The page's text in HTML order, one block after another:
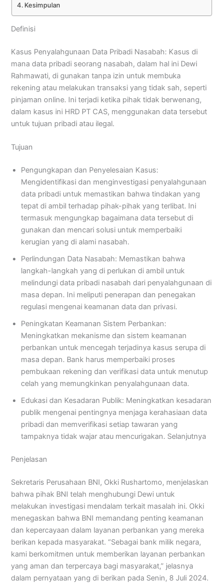
Kesimpulan
Definisi
Kasus Penyalahgunaan Data Pribadi Nasabah: Kasus di
mana data pribadi seorang nasabah, dalam hal ini Dewi
Rahmawati, di gunakan tanpa izin untuk membuka
rekening atau melakukan transaksi yang tidak sah, seperti
pinjaman online. Ini terjadi ketika pihak tidak berwenang,
dalam kasus ini HRD PT CAS, menggunakan data tersebut
untuk tujuan pribadi atau ilegal.
Tujuan
Pengungkapan dan Penyelesaian Kasus:
Mengidentifikasi dan menginvestigasi penyalahgunaan
data pribadi untuk memastikan bahwa tindakan yang
tepat di ambil terhadap pihak-pihak yang terlibat. Ini
termasuk mengungkap bagaimana data tersebut di
gunakan dan mencari solusi untuk memperbaiki
kerugian yang di alami nasabah.
Perlindungan Data Nasabah: Memastikan bahwa
langkah-langkah yang di perlukan di ambil untuk
melindungi data pribadi nasabah dari penyalahgunaan di
masa depan. Ini meliputi penerapan dan penegakan
regulasi mengenai keamanan data dan privasi.
Peningkatan Keamanan Sistem Perbankan:
Meningkatkan mekanisme dan sistem keamanan
perbankan untuk mencegah terjadinya kasus serupa di
masa depan. Bank harus memperbaiki proses
pembukaan rekening dan verifikasi data untuk menutup
celah yang memungkinkan penyalahgunaan data.
Edukasi dan Kesadaran Publik: Meningkatkan kesadaran
publik mengenai pentingnya menjaga kerahasiaan data
pribadi dan memverifikasi setiap tawaran yang
tampaknya tidak wajar atau mencurigakan. Selanjutnya
Penjelasan
Sekretaris Perusahaan BNI, Okki Rushartomo, menjelaskan
bahwa pihak BNI telah menghubungi Dewi untuk
melakukan investigasi mendalam terkait masalah ini. Okki
menegaskan bahwa BNI memandang penting keamanan
dan kepercayaan dalam layanan perbankan yang mereka
berikan kepada masyarakat. “Sebagai bank milik negara,
kami berkomitmen untuk memberikan layanan perbankan
yang aman dan terpercaya bagi masyarakat,” jelasnya
dalam pernyataan yang di berikan pada Senin, 8 Juli 2024.